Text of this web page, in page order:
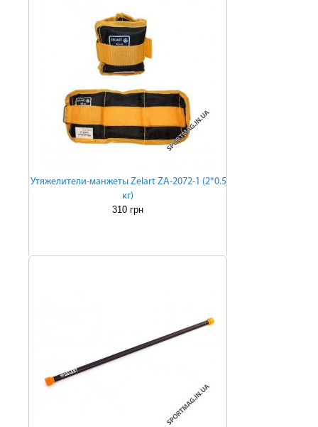
Утяжелители-манжеты Zelart ZA-2072-1 (2*0.5
кг)
310 грн